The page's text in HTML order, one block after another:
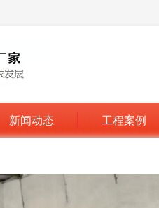
新闻动态 工程案例